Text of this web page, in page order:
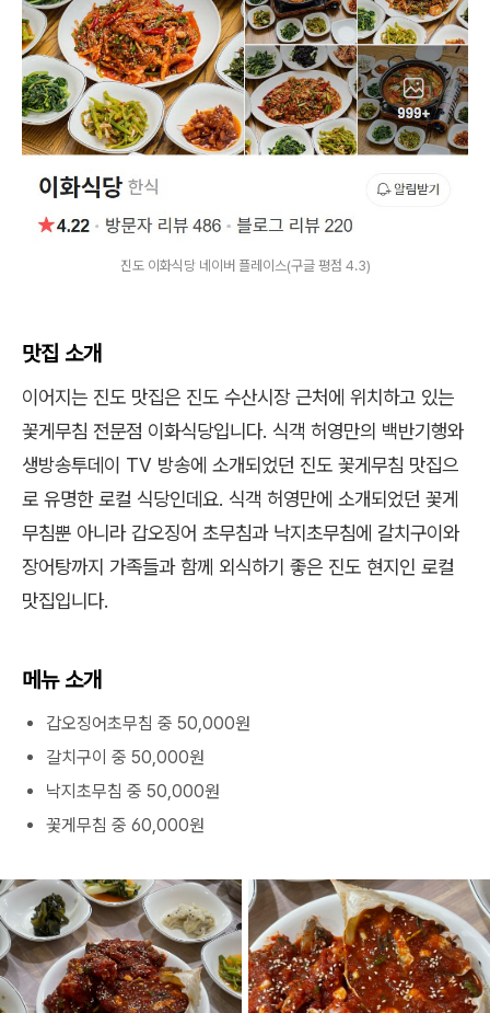
진도 이화식당 네이버 플레이스(구글 평점 4.3)
맛집 소개
이어지는 진도 맛집은 진도 수산시장 근처에 위치하고 있는
꽃게무침 전문점 이화식당입니다. 식객 허영만의 백반기행와
생방송투데이 TV 방송에 소개되었던 진도 꽃게무침 맛집으
로 유명한 로컬 식당인데요. 식객 허영만에 소개되었던 꽃게
무침뿐 아니라 갑오징어 초무침과 낙지초무침에 갈치구이와
장어탕까지 가족들과 함께 외식하기 좋은 진도 현지인 로컬
맛집입니다.
메뉴 소개
갑오징어초무침 중 50,000원
갈치구이 중 50,000원
낙지초무침 중 50,000원
꽃게무침 중 60,000원